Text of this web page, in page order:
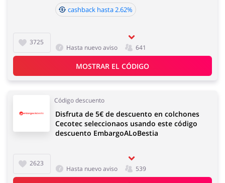
3725
cashback hasta 2.62%
Hasta nuevo aviso 641
MOSTRAR EL CÓDIGO
Código descuento
2623
Disfruta de 5€ de descuento en colchones
Cecotec seleccionaos usando este código
descuento EmbargoALoBestia
Hasta nuevo aviso 539